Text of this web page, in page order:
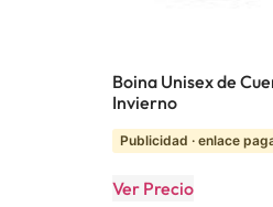
Boina Unisex de
Invierno
Publicidad · enlace
Ver Precio